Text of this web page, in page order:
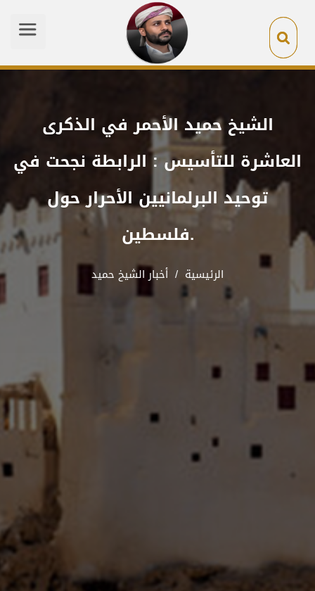
الشيخ حميد الأحمر في الذكرى
العاشرة للتأسيس : الرابطة نجحت في
توحيد البرلمانيين الأحرار حول
فلسطين.
الرئيسية / أخبار الشيخ حميد